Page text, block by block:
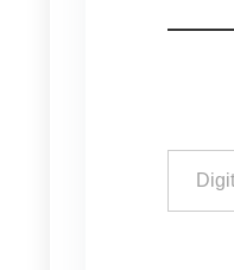
Digita la tua e-mail...